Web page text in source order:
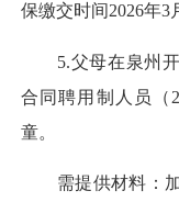
保缴交时间2026年3
5.父母在泉州开
合同聘用制人员（
童。
需提供材料：加